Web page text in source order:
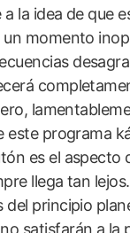
a la idea de que
un momento
este programa
es el aspecto
llega tan
del principio
satisfarán a la